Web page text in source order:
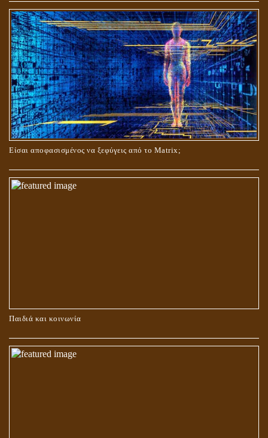
Είσαι αποφασισμένος να ξεφύγεις από το Matrix;
Παιδιά και κοινωνία
ΟΙ ΑΙΤΙΕΣ ΓΙΑ ΤΗΝ ΕΠΙΘΕΤΙΚΗ ΣΥΜΠΕΡΙΦΟΡΑ ΤΟΥ ΧΡΙΣΤΟΥ ΣΤΑ
ΝΗΠΙΑΚΑ ΤΟΥ ΧΡΟΝΙΑ
ΚΑΥΣΗ Ή ΤΑΦΗ ΤΩΝ ΝΕΚΡΩΝ?